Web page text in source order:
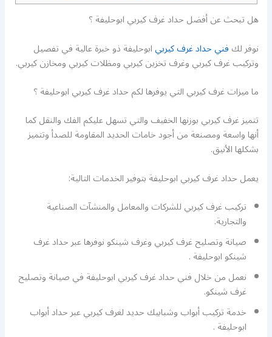
هل تبحث عن أفضل حداد غرف كيربي ابوحليفة ؟
نوفر لكفني حداد غرف كيربيابوحليفة ذو خبرة عالية في تفصيل
وتركيب غرف كيربي وغرف تخزين كيربي ومظلات كيربي ومخازن كيربي.
ما ميزات غرف كيربي التي يوفرها لكم حداد غرف كيربي ابوحليفة ؟
تتميز غرف كيربي بوزنها الخفيف والتي تسهل عليكم الفك والنقل كما
أنها واسعة ومصنعة من أجود خامات الحديد المقاومة للصدأ وتتميز
بشكلها الأنيق.
يعمل حداد غرف كيربي ابوحليفة بتوفير الخدمات التالية:
تركيب غرف كيربي للشركات والمعامل والمنشآت الصناعية
والتجارية.
صيانة وتصليح غرف كيربي وغرف شينكو نوفرها عبر حداد غرف
شينكو ابوحليفة .
نعمل من خلال فني حداد غرف كيربي ابوحليفة في صيانة وتصليح
غرف شينكو.
خدمة تركيب أبواب وشبابيك حديد لغرف كيربي عبر حداد أبواب
ابوحليفة .